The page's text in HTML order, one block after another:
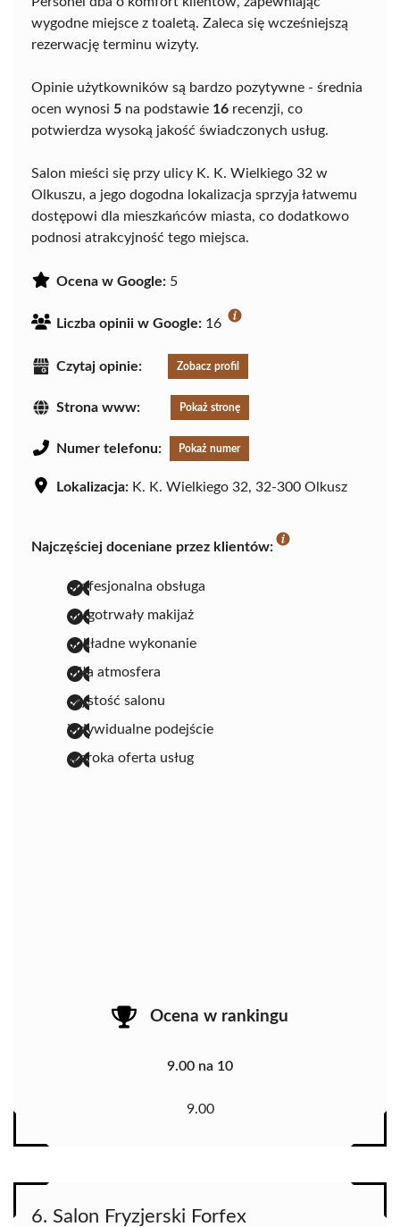
wygodne miejsce z toaletą. Zaleca się wcześniejszą
rezerwację terminu wizyty.
Opinie użytkowników są bardzo pozytywne - średnia
ocen wynosi 5 na podstawie 16 recenzji, co
potwierdza wysoką jakość świadczonych usług.
Salon mieści się przy ulicy K. K. Wielkiego 32 w
Olkuszu, a jego dogodna lokalizacja sprzyja łatwemu
dostępowi dla mieszkańców miasta, co dodatkowo
podnosi atrakcyjność tego miejsca.
Ocena w Google: 5
Liczba opinii w Google: 16
Czytaj opinie: Zobacz profil
Strona www: Pokaż stronę
Numer telefonu: Pokaż numer
Lokalizacja: K. K. Wielkiego 32, 32-300 Olkusz
Najczęściej doceniane przez klientów:
profesjonalna obsługa
długotrwały makijaż
dokładne wykonanie
miła atmosfera
czystość salonu
indywidualne podejście
szeroka oferta usług
Ocena w rankingu
9.00 na 10
9.00
6. Salon Fryzjerski Forfex